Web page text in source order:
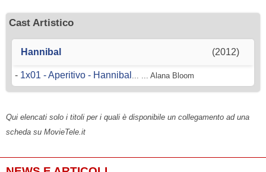
Cast Artistico
Hannibal (2012)
- 1x01 - Aperitivo - Hannibal ... ... Alana Bloom
Qui elencati solo i titoli per i quali è disponibile un collegamento ad una
scheda su MovieTele.it